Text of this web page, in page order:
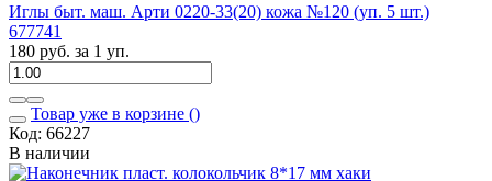
Иглы быт. маш. Арти 0220-33(20) кожа №120 (уп. 5 шт.)
677741
180 руб. за 1 уп.
Товар уже в корзине ()
Код: 66227
В наличии